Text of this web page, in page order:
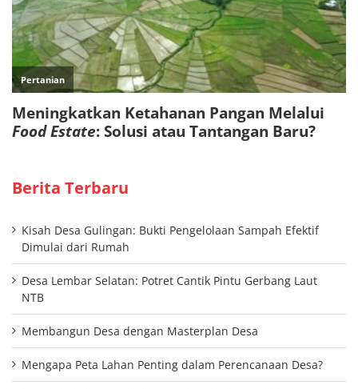
Berita Terbaru
Kisah Desa Gulingan: Bukti Pengelolaan Sampah Efektif
Dimulai dari Rumah
Desa Lembar Selatan: Potret Cantik Pintu Gerbang Laut
NTB
Membangun Desa dengan Masterplan Desa
Mengapa Peta Lahan Penting dalam Perencanaan Desa?